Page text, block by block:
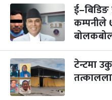
३
मंगल
महानवमी
कार्तिक ३, २०८३-Oct 20,
४
५
बिहि
पापा‌ङ्कुशा एकादशी व्रत
कार्तिक ५, २०८३
कम्पनीले
टेन्टमा